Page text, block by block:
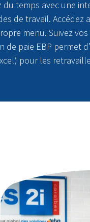
du temps avec une
de travail.
menu. Suivez
de paie EBP permet
pour les